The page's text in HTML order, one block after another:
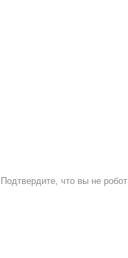
Подтвердите, что вы не робот